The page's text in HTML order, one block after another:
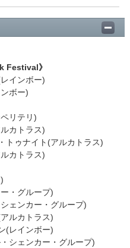
Festival》
インボー)
ボー)
リテリ)
カトラス)
トゥナイト(アルカトラス)
カトラス)
・グループ)
ェンカー・グループ)
ルカトラス)
(レインボー)
シェンカー・グループ)